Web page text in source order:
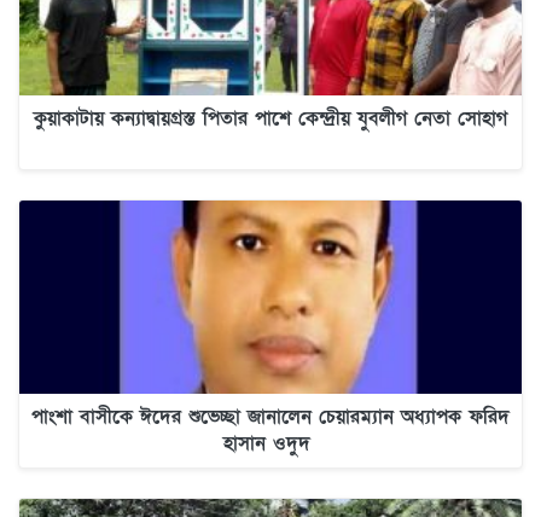
কুয়াকাটায় কন্যাদ্বায়গ্রস্ত পিতার পাশে কেন্দ্রীয় যুবলীগ নেতা সোহাগ
পাংশা বাসীকে ঈদের শুভেচ্ছা জানালেন চেয়ারম্যান অধ্যাপক ফরিদ
হাসান ওদুদ